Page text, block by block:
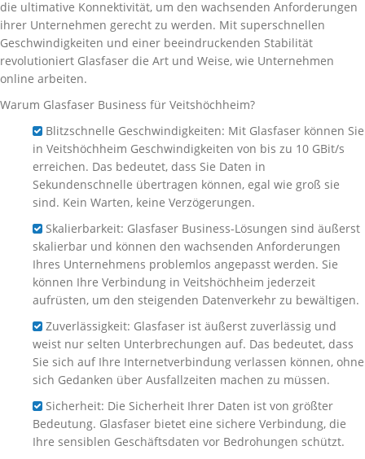
die ultimative Konnektivität, um den wachsenden Anforderungen
ihrer Unternehmen gerecht zu werden. Mit superschnellen
Geschwindigkeiten und einer beeindruckenden Stabilität
revolutioniert Glasfaser die Art und Weise, wie Unternehmen
online arbeiten.
Warum Glasfaser Business für Veitshöchheim?
Blitzschnelle Geschwindigkeiten: Mit Glasfaser können Sie
in Veitshöchheim Geschwindigkeiten von bis zu 10 GBit/s
erreichen. Das bedeutet, dass Sie Daten in
Sekundenschnelle übertragen können, egal wie groß sie
sind. Kein Warten, keine Verzögerungen.
Skalierbarkeit: Glasfaser Business-Lösungen sind äußerst
skalierbar und können den wachsenden Anforderungen
Ihres Unternehmens problemlos angepasst werden. Sie
können Ihre Verbindung in Veitshöchheim jederzeit
aufrüsten, um den steigenden Datenverkehr zu bewältigen.
Zuverlässigkeit: Glasfaser ist äußerst zuverlässig und
weist nur selten Unterbrechungen auf. Das bedeutet, dass
Sie sich auf Ihre Internetverbindung verlassen können, ohne
sich Gedanken über Ausfallzeiten machen zu müssen.
Sicherheit: Die Sicherheit Ihrer Daten ist von größter
Bedeutung. Glasfaser bietet eine sichere Verbindung, die
Ihre sensiblen Geschäftsdaten vor Bedrohungen schützt.